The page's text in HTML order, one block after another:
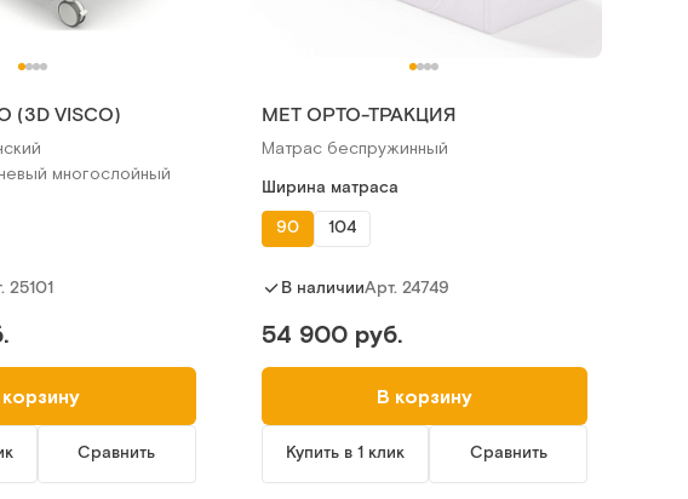
(3D VISCO)
многослойный
25101
Сравнить
МЕТ ОРТО-ТРАКЦИЯ
Матрас беспружинный
Ширина матраса
90
104
В наличииАрт. 24749
54 900 руб.
В корзину
Купить в 1 клик Сравнить